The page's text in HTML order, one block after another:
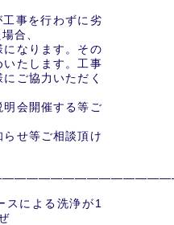
事を行わずに劣
合、
なります。その
いたします。工事
ご協力いただく
明会開催する等ご
せ等ご相談頂け
による洗浄が1